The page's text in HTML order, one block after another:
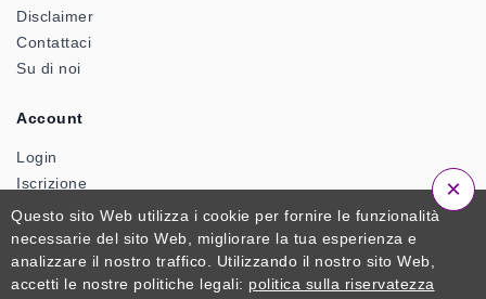
Disclaimer
Contattaci
Su di noi
Account
Login
Iscrizione
© 2026 ClassTools24. Un prodotto ufficiale di Zactonz
Technologies. Tutti i diritti riservati
Questo sito Web utilizza i cookie per fornire le funzionalità
necessarie del sito Web, migliorare la tua esperienza e
analizzare il nostro traffico. Utilizzando il nostro sito Web,
accetti le nostre politiche legali: politica sulla riservatezza
×